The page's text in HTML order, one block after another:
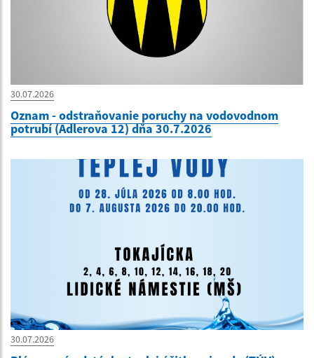
30.07.2026
Oznam - odstraňovanie poruchy na vodovodnom
potrubí (Adlerova 12) dňa 30.7.2026
30.07.2026